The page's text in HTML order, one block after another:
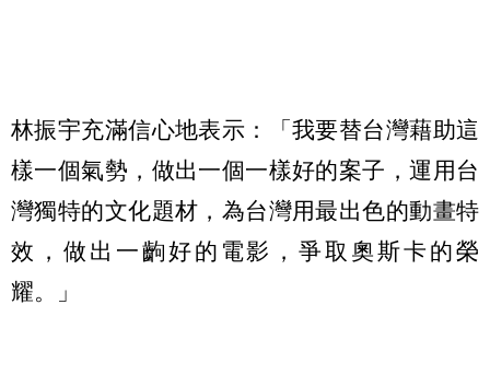
林振宇充滿信心地表示：「我要替台灣藉助這
樣一個氣勢，做出一個一樣好的案子，運用台
灣獨特的文化題材，為台灣用最出色的動畫特
效，做出一齣好的電影，爭取奧斯卡的榮
耀。」